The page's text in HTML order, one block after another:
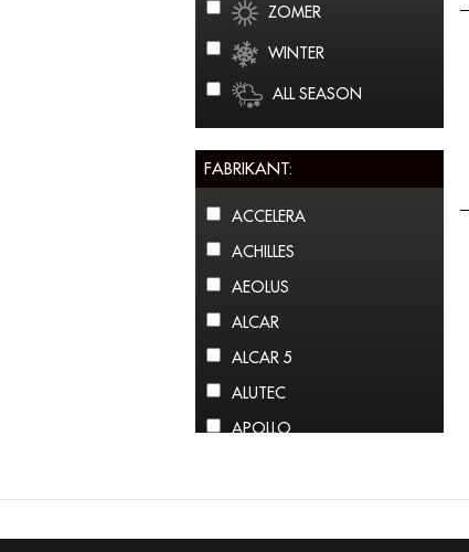
ZOMER
WINTER
ALL SEASON
FABRIKANT:
ACCELERA
ACHILLES
AEOLUS
ALCAR
ALCAR 5
ALUTEC
APOLLO
ARROWSPEED
ATLAS